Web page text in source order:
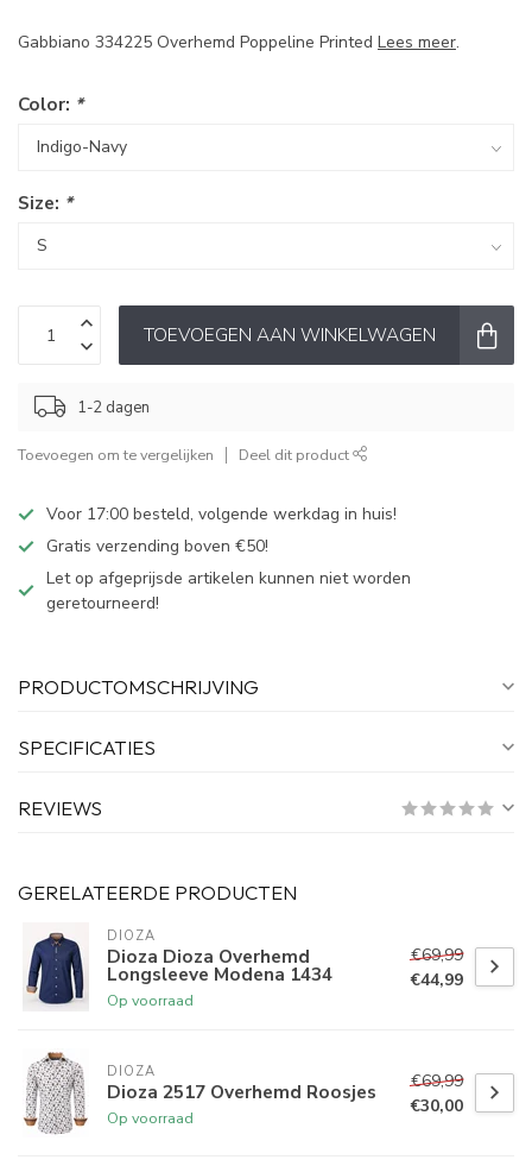
Gabbiano 334225 Overhemd Poppeline Printed Lees meer.
Color: *
Size: *
TOEVOEGEN AAN WINKELWAGEN
1-2 dagen
Toevoegen om te vergelijken Deel dit product
Voor 17:00 besteld, volgende werkdag in huis!
Gratis verzending boven €50!
Let op afgeprijsde artikelen kunnen niet worden
geretourneerd!
PRODUCTOMSCHRIJVING
SPECIFICATIES
REVIEWS
GERELATEERDE PRODUCTEN
DIOZA
Dioza Dioza Overhemd
Longsleeve Modena 1434
Op voorraad
€69,99
€44,99
DIOZA
Dioza 2517 Overhemd Roosjes
Op voorraad
€69,99
€30,00